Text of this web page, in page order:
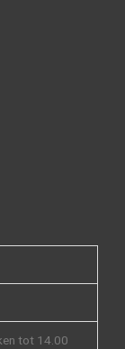
tot 14.00